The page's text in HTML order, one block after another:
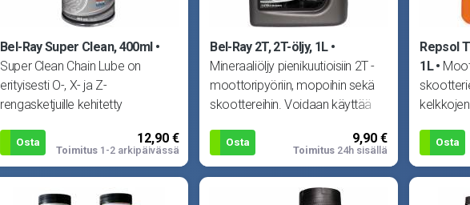
Bel-Ray Super Clean, 400ml
Super Clean Chain Lube on
erityisesti O-, X- ja Z-
rengasketjuille kehitetty
kiinni, muodos
Osta 12,90 €
Toimitus 1-2 arkipäivässä
Bel-Ray 2T, 2T-öljy, 1L
Mineraaliöljy pienikuutioisiin 2T -
moottoripyöriin, mopoihin sekä
skoottereihin. Voidaan käyttää
Osta 9,90 €
Toimitus24h sisällä
Repsol
1L
Osta